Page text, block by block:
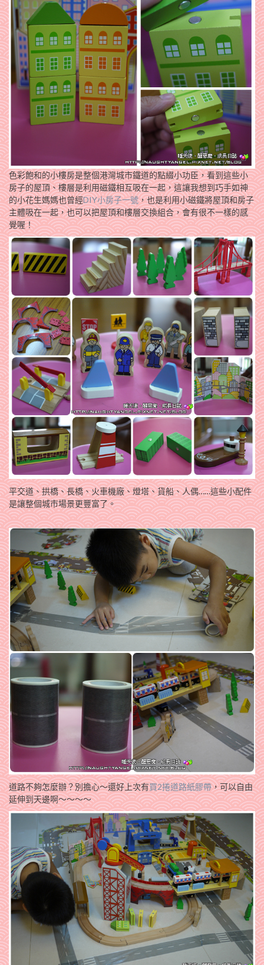
色彩飽和的小樓房是整個港灣城市鐵道的點綴小功臣，看到這些小
房子的屋頂、樓層是利用磁鐵相互吸在一起，這讓我想到巧手如神
的小花生媽媽也曾經DIY小房子一號，也是利用小磁鐵將屋頂和房子
主體吸在一起，也可以把屋頂和樓層交換組合，會有很不一樣的感
覺喔！
平交道、拱橋、長橋、火車機廠、燈塔、貨船、人偶……這些小配件
是讓整個城市場景更豐富了。
道路不夠怎麼辦？別擔心～還好上次有買2捲道路紙膠帶，可以自由
延伸到天邊啊～～～～